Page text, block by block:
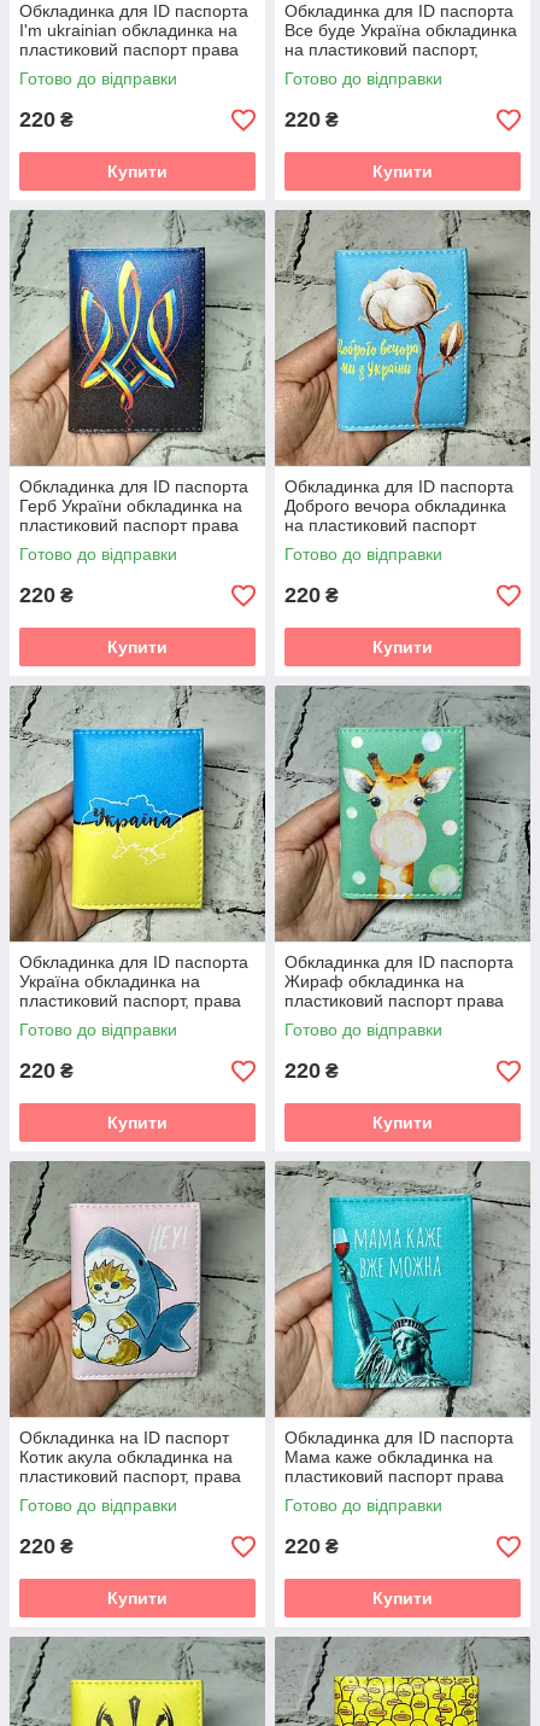
Обкладинка для ID паспорта
I'm ukrainian обкладинка на
пластиковий паспорт права
Чорна 7,5х10 см (D-113)
Готово до відправки
220 ₴
Купити
Обкладинка для ID паспорта
Все буде Україна обкладинка
на пластиковий паспорт,
права
Готово до відправки
220 ₴
Купити
Обкладинка для ID паспорта
Герб України обкладинка на
пластиковий паспорт права
Синя 7,5х10 см (D-21)
Готово до відправки
220 ₴
Купити
Обкладинка для ID паспорта
Доброго вечора обкладинка
на пластиковий паспорт
права Блакитна 7,5х10 см (D-
102)
Готово до відправки
220 ₴
Купити
Обкладинка для ID паспорта
Україна обкладинка на
пластиковий паспорт, права
Готово до відправки
220 ₴
Купити
Обкладинка для ID паспорта
Жираф обкладинка на
пластиковий паспорт права
Зелена 7,5х10см (D-48)
Готово до відправки
220 ₴
Купити
Обкладинка на ID паспорт
Котик акула обкладинка на
пластиковий паспорт, права
Готово до відправки
220 ₴
Купити
Обкладинка для ID паспорта
Мама каже обкладинка на
пластиковий паспорт права
Блакитна 7,5х10 см (D-39)
Готово до відправки
220 ₴
Купити